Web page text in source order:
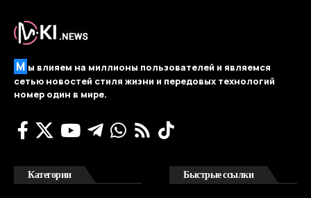
М ы влияем на миллионы пользователей и являемся
сетью новостей стиля жизни и передовых технологий
номер один в мире.
Категории Быстрые ссылки